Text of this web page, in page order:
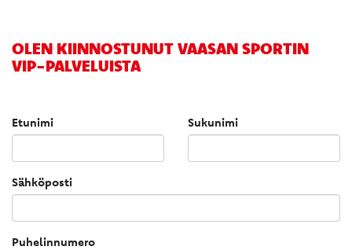
OLEN KIINNOSTUNUT VAASAN SPORTIN
VIP-PALVELUISTA
Etunimi Sukunimi
Sähköposti
Puhelinnumero